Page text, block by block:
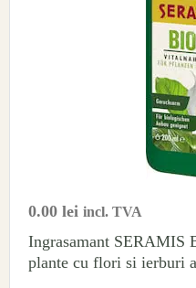
0.00 lei incl. TVA
Ingrasamant SERAMIS
plante cu flori si ierburi